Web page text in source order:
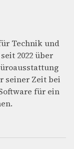
Technik und
2022 über
seiner Zeit bei
für ein